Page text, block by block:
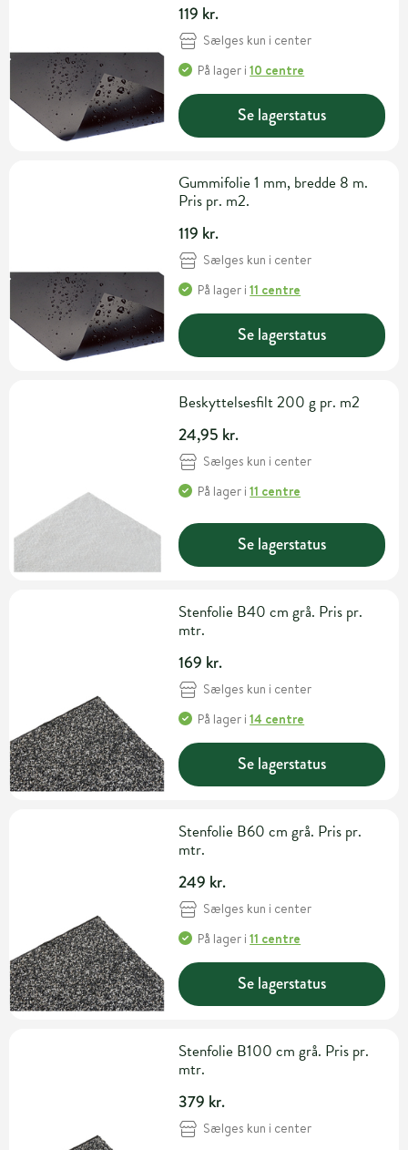
119 kr.
Sælges kun i center
På lager i10 centre
Se lagerstatus
Gummifolie 1 mm, bredde 8 m.
Pris pr. m2.
119 kr.
Sælges kun i center
På lager i11 centre
Se lagerstatus
Beskyttelsesfilt 200 g pr. m2
24,95 kr.
Sælges kun i center
På lager i11 centre
Se lagerstatus
Stenfolie B40 cm grå. Pris pr.
mtr.
169 kr.
Sælges kun i center
På lager i14 centre
Se lagerstatus
Stenfolie B60 cm grå. Pris pr.
mtr.
249 kr.
Sælges kun i center
På lager i11 centre
Se lagerstatus
Stenfolie B100 cm grå. Pris pr.
mtr.
379 kr.
Sælges kun i center